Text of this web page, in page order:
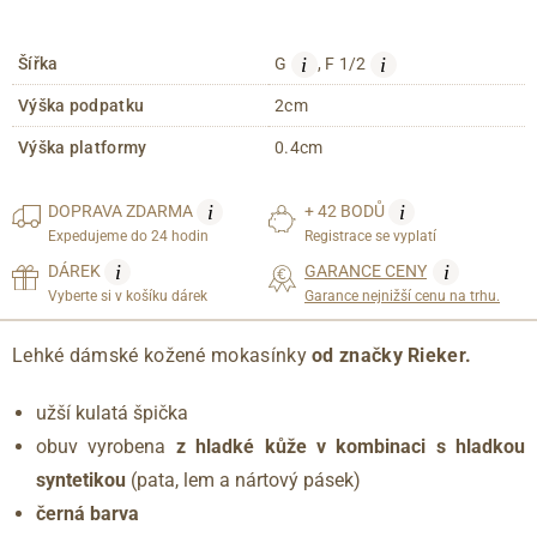
Šířka G i , F 1/2 i
Výška podpatku 2cm
Výška platformy 0.4cm
DOPRAVAZDARMA i
Expedujeme do 24 hodin
+ 42 BODŮ i
Registrace se vyplatí
DÁREK i
Vyberte si v košíku dárek
GARANCE CENY i
Garance nejnižší cenu na trhu.
Lehké dámské kožené mokasínkyod značky Rieker.
užší kulatá špička
obuv vyrobena z hladké kůže v kombinaci s hladkou
syntetikou (pata, lem a nártový pásek)
černá barva